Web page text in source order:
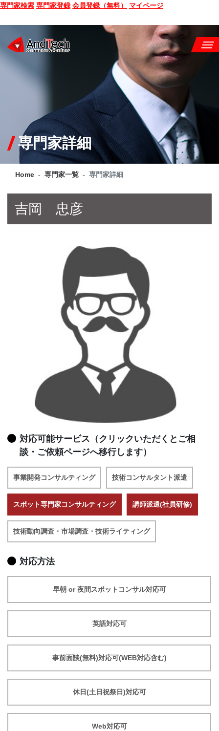
専門家検索 専門家登録 会員登録（無料） マイページ
CONSULTING
SERVICE
COMPANY
Q&A
専門家詳細
Home 専門家一覧 専門家詳細
吉岡 忠彦
対応可能サービス（クリックいただくとご相
談・ご依頼ページへ移行します）
事業開発コンサルティング 技術コンサルタント派遣
スポット専門家コンサルティング 講師派遣(社員研修)
技術動向調査・市場調査・技術ライティング
対応方法
早朝 or 夜間スポットコンサル対応可
英語対応可
事前面談(無料)対応可(WEB対応含む)
休日(土日祝祭日)対応可
Web対応可